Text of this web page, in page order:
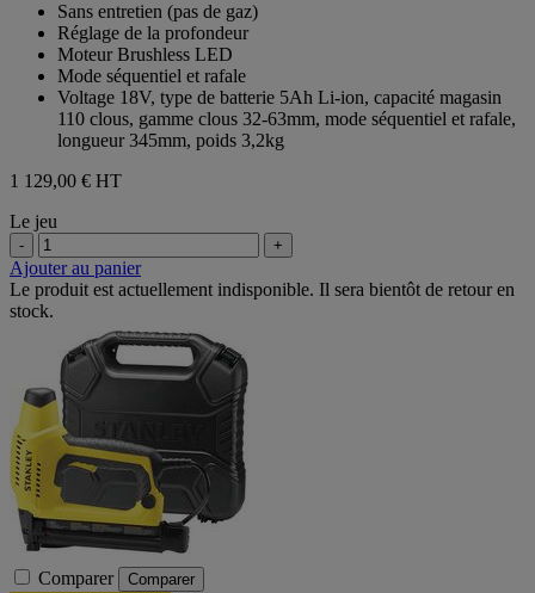
étoiles.
Sans entretien (pas de gaz)
Réglage de la profondeur
Moteur Brushless LED
Mode séquentiel et rafale
Voltage 18V, type de batterie 5Ah Li-ion, capacité magasin
110 clous, gamme clous 32-63mm, mode séquentiel et rafale,
longueur 345mm, poids 3,2kg
1 129,00 € HT
Le jeu
- +
Ajouter au panier
Le produit est actuellement indisponible. Il sera bientôt de retour en
stock.
Comparer Comparer